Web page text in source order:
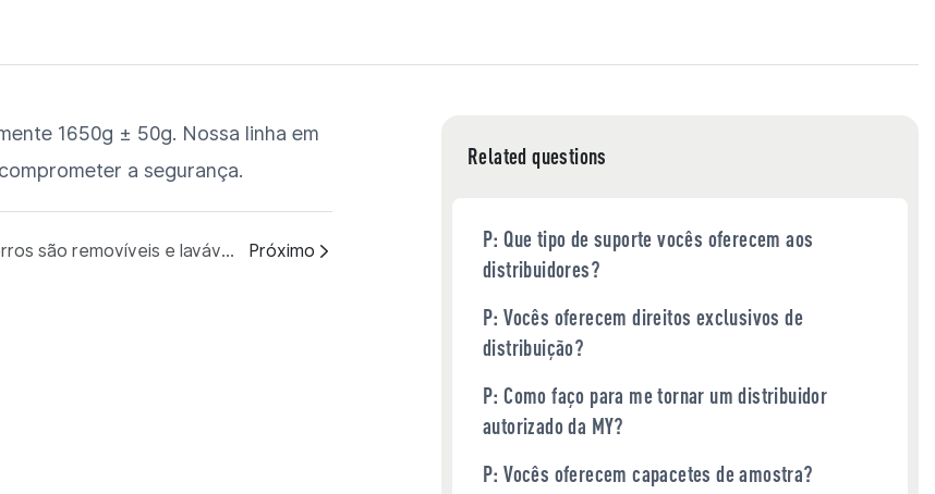
1650g ± 50g. Nossa linha em
a segurança.
P: Os forros são removíveis e laváveis? Próximo
Related questions
P: Que tipo de suporte vocês oferecem aos
distribuidores?
P: Vocês oferecem direitos exclusivos de
distribuição?
P: Como faço para me tornar um distribuidor
autorizado da MY?
P: Vocês oferecem capacetes de amostra?